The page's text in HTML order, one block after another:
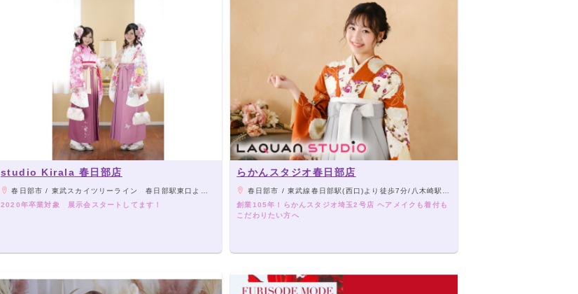
studio Kirala 春日部店
春日部市 / 東武スカイツリーライン 春日部駅東口より徒歩10分
2020年卒業対象 展示会スタートしてます！
らかんスタジオ春日部店
春日部市 / 東武線春日部駅(西口)より徒歩7分/八木崎駅より徒歩10分
創業105年！らかんスタジオ埼玉2号店 ヘアメイクも着付も
こだわりたい方へ